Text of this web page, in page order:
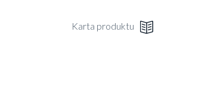
Karta produktu